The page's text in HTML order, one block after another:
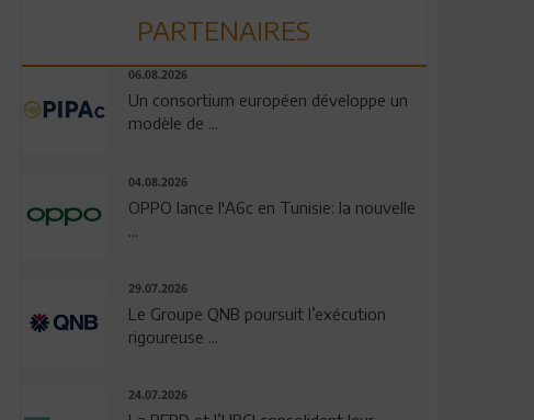
PARTENAIRES
06.08.2026
Un consortium européen développe un
modèle de ...
04.08.2026
OPPO lance l'A6c en Tunisie: la nouvelle
29.07.2026
Le Groupe QNB poursuit l’exécution
rigoureuse ...
24.07.2026